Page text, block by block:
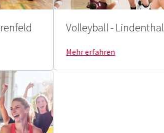
Volleyball - Lindenthal
Mehr erfahren